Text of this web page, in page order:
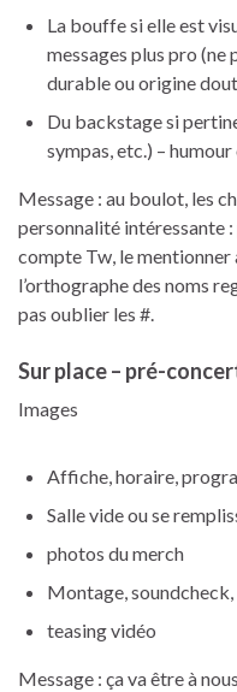
La bouffe si elle est
messages plus pro (ne
durable ou origine
Du backstage si
sympas, etc.) –
Message : au boulot, les
personnalité intéressante
compte Tw, le mentionner
l’orthographe des noms
pas oublier les #.
Sur place – pré-
Images
Affiche, horaire,
Salle vide ou se
photos du merch
Montage,
teasing vidéo
Message : ça va être à